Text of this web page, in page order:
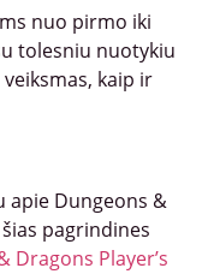
nuo pirmo iki
tolesniu nuotykiu
kaip ir
apie Dungeons &
pagrindines
Dragons Player’s